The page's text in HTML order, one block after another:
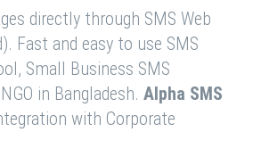
directly through SMS Web
Fast and easy to use SMS
Small Business SMS
in Bangladesh. Alpha SMS
with Corporate